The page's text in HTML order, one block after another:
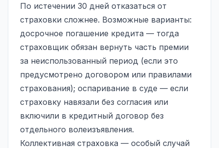
По истечении 30 дней отказаться от
страховки сложнее. Возможные варианты:
досрочное погашение кредита — тогда
страховщик обязан вернуть часть премии
за неиспользованный период (если это
предусмотрено договором или правилами
страхования); оспаривание в суде — если
страховку навязали без согласия или
включили в кредитный договор без
отдельного волеизъявления.
Коллективная страховка — особый случай